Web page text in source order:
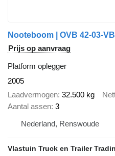
Prijs op aanvraag
Platform oplegger
2005
Laadvermogen 32.500 kg
Aantal assen 3
Nederland, Renswoude
Vlastuin Truck en Trailer